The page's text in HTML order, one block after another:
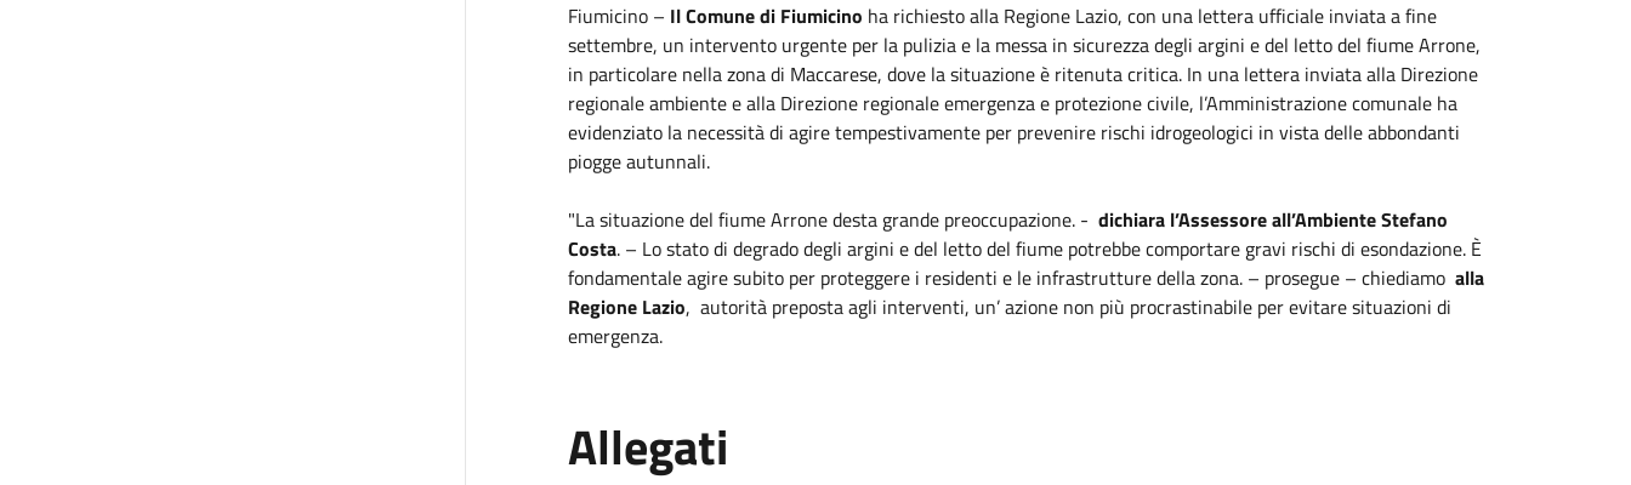
Fiumicino – Il Comune di Fiumicino ha richiesto alla Regione Lazio, con una lettera ufficiale inviata a fine
settembre, un intervento urgente per la pulizia e la messa in sicurezza degli argini e del letto del fiume Arrone,
in particolare nella zona di Maccarese, dove la situazione è ritenuta critica. In una lettera inviata alla Direzione
regionale ambiente e alla Direzione regionale emergenza e protezione civile, l’Amministrazione comunale ha
evidenziato la necessità di agire tempestivamente per prevenire rischi idrogeologici in vista delle abbondanti
piogge autunnali.
"La situazione del fiume Arrone desta grande preoccupazione. - dichiara l’Assessore all’Ambiente Stefano
Costa. – Lo stato di degrado degli argini e del letto del fiume potrebbe comportare gravi rischi di esondazione. È
fondamentale agire subito per proteggere i residenti e le infrastrutture della zona. – prosegue – chiediamo alla
Regione Lazio, autorità preposta agli interventi, un’ azione non più procrastinabile per evitare situazioni di
emergenza.
Allegati